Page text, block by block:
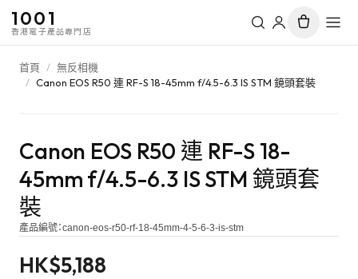
1001
香港電子產品專門店
首頁 / 無反相機
/ Canon EOS R50 連 RF-S 18-45mm f/4.5-6.3 IS STM 鏡頭套裝
Canon EOS R50 連 RF-S 18-
45mm f/4.5-6.3 IS STM 鏡頭套
裝
產品編號：canon-eos-r50-rf-18-45mm-4-5-6-3-is-stm
HK$5,188